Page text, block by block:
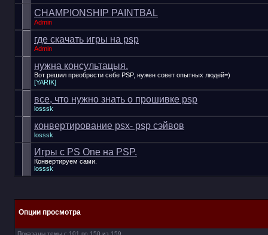
CHAMPIONSHIP PAINTBAL
Admin
где скачать игры на psp
Admin
нужна консультацыя.
Вот решил преобрести себе PSP, нужен совет опытных людей=)
[YARIK]
все, что нужно знать о прошивке psp
losssk
конвертирование psx- psp сэйвов
losssk
Игры с PS One на PSP.
Конвертируем сами.
losssk
Опции просмотра
Показаны темы с 101 по 150 из 159